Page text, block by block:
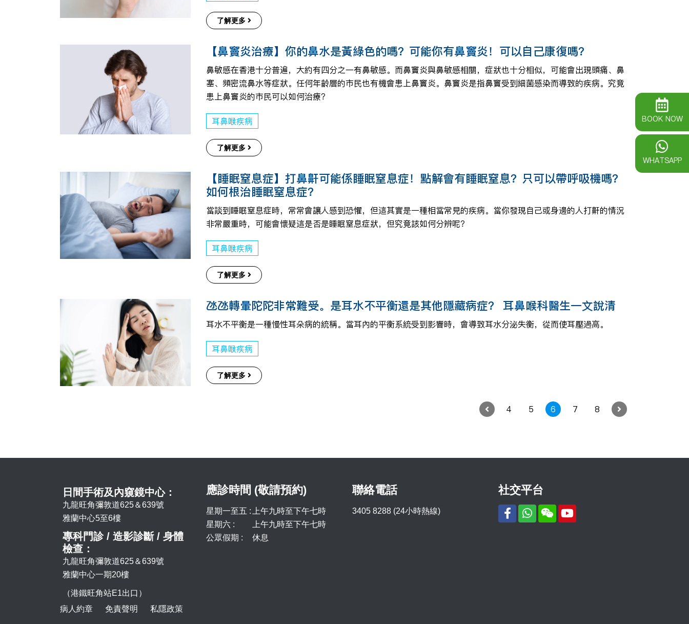
了解更多
【鼻竇炎治療】你的鼻水是黃綠色的嗎？可能你有鼻竇炎！可以自己康復嗎？
鼻敏感在香港十分普遍，大約有四分之一有鼻敏感。而鼻竇炎與鼻敏感相關，症狀也十分相似，可能會出現頭痛、鼻
塞、頻密流鼻水等症狀。任何年齡層的市民也有機會患上鼻竇炎。鼻竇炎是指鼻竇受到細菌感染而導致的疾病。究竟
患上鼻竇炎的市民可以如何治療？
耳鼻喉疾病
了解更多
【睡眠窒息症】打鼻鼾可能係睡眠窒息症！點解會有睡眠窒息？只可以帶呼吸機嗎？
如何根治睡眠窒息症？
當談到睡眠窒息症時，常常會讓人感到恐懼，但這其實是一種相當常見的疾病。當你發現自己或身邊的人打鼾的情況
非常嚴重時，可能會懷疑這是否是睡眠窒息症狀，但究竟該如何分辨呢？
耳鼻喉疾病
了解更多
氹氹轉暈陀陀非常難受。是耳水不平衡還是其他隱藏病症？ 耳鼻喉科醫生一文說清
耳水不平衡是一種慢性耳朵病的統稱。當耳內的平衡系統受到影響時，會導致耳水分泌失衡，從而使耳壓過高。
耳鼻喉疾病
了解更多
4 5 6 7 8
日間手術及內窺鏡中心：
九龍旺角彌敦道625＆639號
雅蘭中心5至6樓
專科門診 / 造影診斷 / 身體
檢查：
九龍旺角彌敦道625＆639號
雅蘭中心一期20樓
（港鐵旺角站E1出口）
應診時間 (敬請預約)
星期一至五 :
上午九時至下午七時
星期六 :
上午九時至下午七時
公眾假期 :
休息
聯絡電話
3405 8288 (24小時熱線)
社交平台
病人約章 免責聲明 私隱政策
BOOK NOW
WHATSAPP